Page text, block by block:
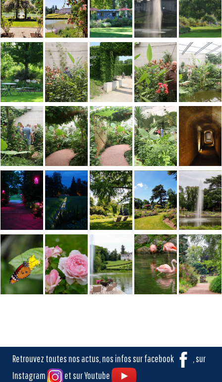
Retrouvez toutes nos actus, nos infos sur facebook
, sur
Instagram
et sur Youtube